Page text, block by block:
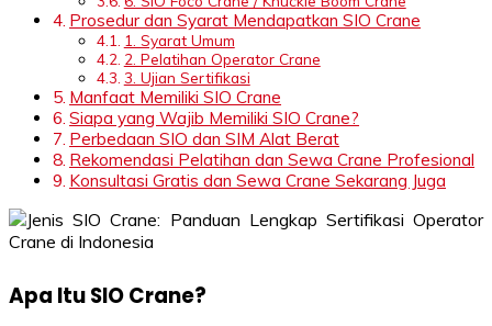
Prosedur dan Syarat Mendapatkan SIO Crane
1. Syarat Umum
2. Pelatihan Operator Crane
3. Ujian Sertifikasi
Manfaat Memiliki SIO Crane
Siapa yang Wajib Memiliki SIO Crane?
Perbedaan SIO dan SIM Alat Berat
Rekomendasi Pelatihan dan Sewa Crane Profesional
Konsultasi Gratis dan Sewa Crane Sekarang Juga
Apa Itu SIO Crane?